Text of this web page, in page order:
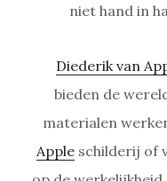
niet hand in
Diederik van
bieden de
materialen
Apple schilderij of